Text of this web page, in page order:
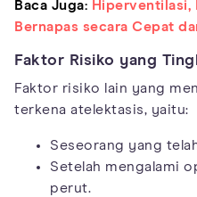
Baca Juga: Hiperventilasi,
Bernapas secara Cepat
Faktor Risiko yang
Faktor risiko lain yang
terkena atelektasis, yaitu:
Seseorang yang
Setelah mengalami
perut.